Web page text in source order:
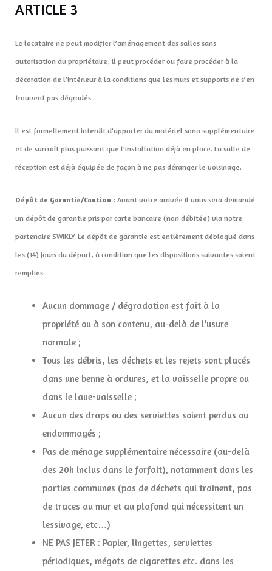
ARTICLE 3
Le locataire ne peut modifier l’aménagement des salles sans
autorisation du propriétaire, il peut procéder ou faire procéder à la
décoration de l’intérieur à la conditions que les murs et supports ne s’en
trouvent pas dégradés.
Il est formellement interdit d’apporter du matériel sono supplémentaire
et de surcroît plus puissant que l’installation déjà en place. La salle de
réception est déjà équipée de façon à ne pas déranger le voisinage.
Dépôt de Garantie/Caution : Avant votre arrivée il vous sera demandé
un dépôt de garantie pris par carte bancaire (non débitée) via notre
partenaire SWIKLY. Le dépôt de garantie est entièrement débloqué dans
les (14) jours du départ, à condition que les dispositions suivantes soient
remplies:
Aucun dommage / dégradation est fait à la
propriété ou à son contenu, au-delà de l’usure
normale ;
Tous les débris, les déchets et les rejets sont placés
dans une benne à ordures, et la vaisselle propre ou
dans le lave-vaisselle ;
Aucun des draps ou des serviettes soient perdus ou
endommagés ;
Pas de ménage supplémentaire nécessaire (au-delà
des 20h inclus dans le forfait), notamment dans les
parties communes (pas de déchets qui trainent, pas
de traces au mur et au plafond qui nécessitent un
lessivage, etc…)
NE PAS JETER : Papier, lingettes, serviettes
périodiques, mégots de cigarettes etc. dans les